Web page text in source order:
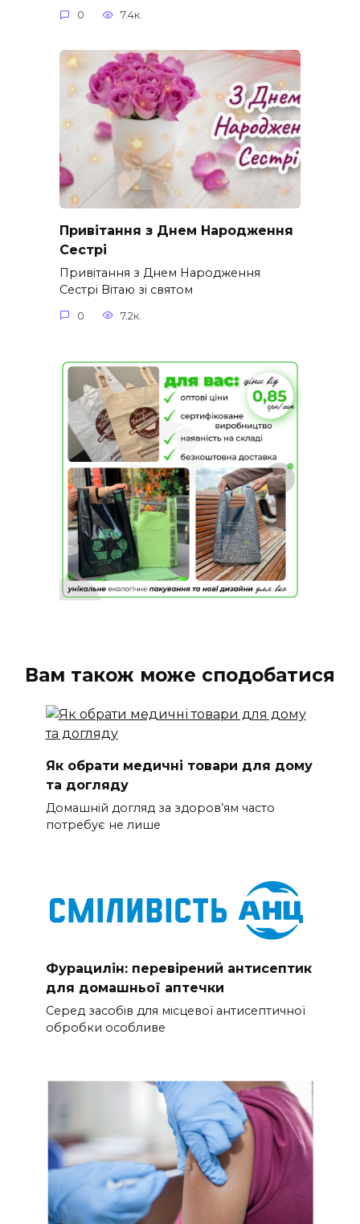
0 7.4к.
Привітання з Днем Народження
Сестрі
Привітання з Днем Народження
Сестрі Вітаю зі святом
0 7.2к.
Вам також може сподобатися
Як обрати медичні товари для дому
та догляду
Домашній догляд за здоров’ям часто
потребує не лише
Фурацилін: перевірений антисептик
для домашньої аптечки
Серед засобів для місцевої антисептичної
обробки особливе